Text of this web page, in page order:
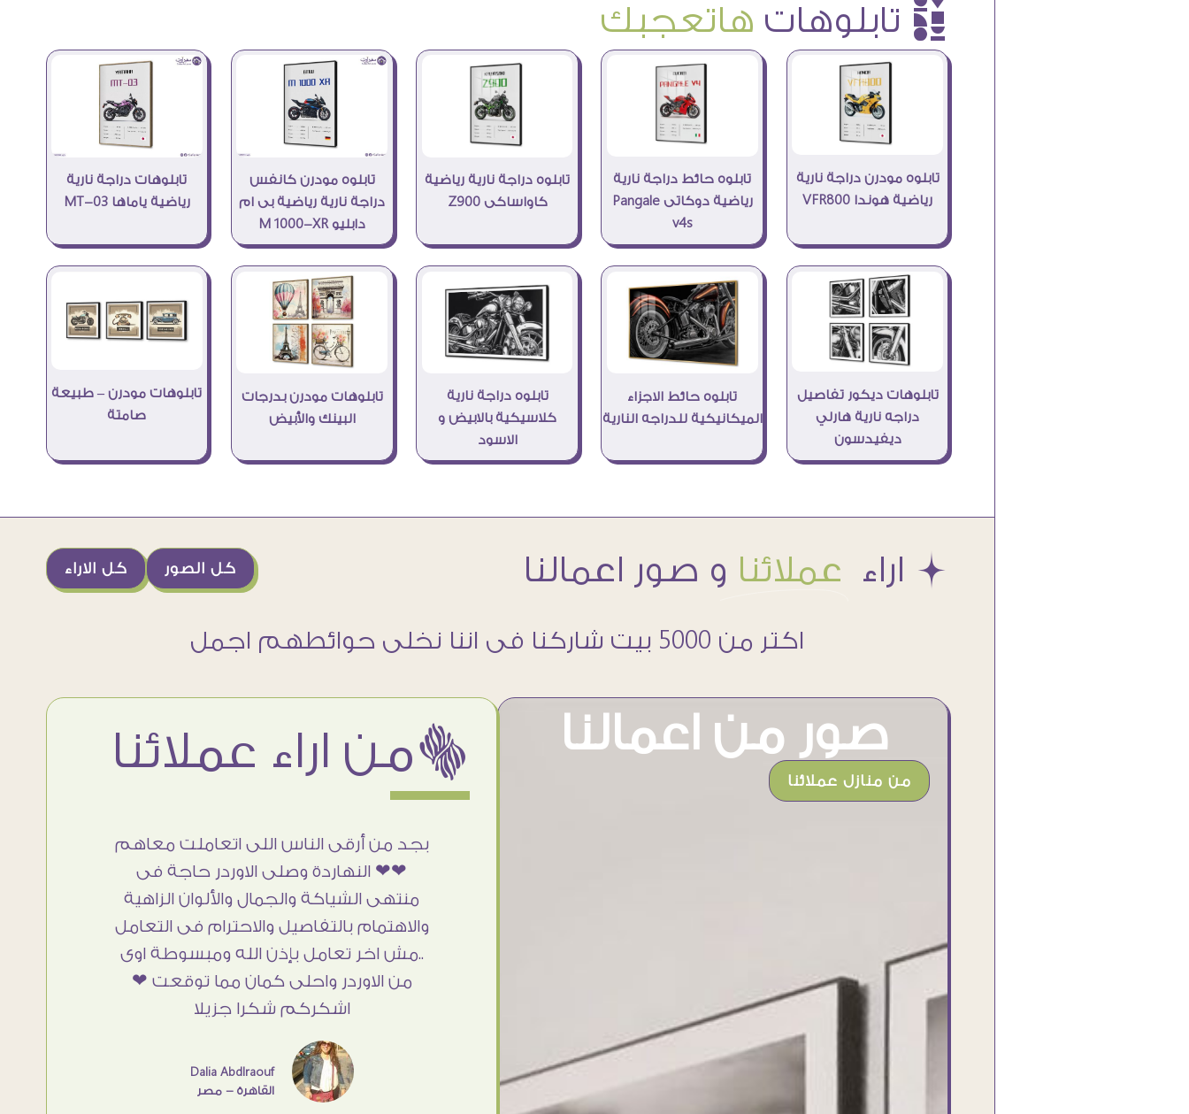
è تابلوهات هاتعجبك
تابلوه مودرن دراجة نارية
رياضية هوندا VFR800
تابلوه حائط دراجة نارية
رياضية دوكاتى Pangale
v4s
تابلوه دراجة نارية رياضية
كاواساكى Z900
تابلوه مودرن كانفس
دراجة نارية رياضية بى ام
دابليو M 1000-XR
تابلوهات دراجة نارية
رياضية ياماها MT-03
تابلوهات ديكور تفاصيل
دراجه نارية هارلي
ديفيدسون
تابلوه حائط الاجزاء
الميكانيكية للدراجه النارية
تابلوه دراجة نارية
كلاسيكية بالابيض و
الاسود
تابلوهات مودرن بدرجات
البينك والأبيض
تابلوهات مودرن – طبيعة
صامتة
Æ اراء عملائنا و صور اعمالنا كل الاراء كل الصور
اكتر من 5000 بيت شاركنا فى اننا نخلى حوائطهم اجمل
صور من اعمالنا
من منازل عملائنا
ëمن اراء عملائنا
وإرضاء العميل والخامات والتقفيل وسرعة
التوصيل. بصراحه وبمنتهي الأمانه مكسب
Doaa Elsayd
القاهرة - مصر
بجد من أرقى الناس اللى اتعاملت معاهم
❤❤ النهاردة وصلى الاوردر حاجة فى
منتهى الشياكة والجمال والألوان الزاهية
والاهتمام بالتفاصيل والاحترام فى التعامل
..مش اخر تعامل بإذن الله ومبسوطة اوى
من الاوردر واحلى كمان مما توقعت ❤
اشكركم شكرا جزيلا
Dalia Abdlraouf
القاهرة - مصر